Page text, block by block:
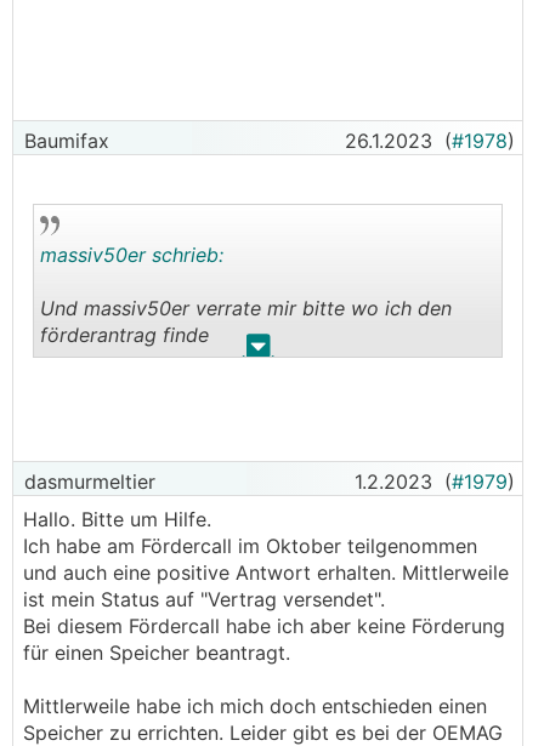
Baumifax 26.1.2023 (#1978)
. .
massiv50er schrieb:
Und massiv50er verrate mir bitte wo ich den
förderantrag finde
Ich fi ?
ich finde auf der HP nach Einloggen nur meine
Tickets von den Förderverträgen.
Wo finde ich den Status meines Antrags auf
Investitionszuschuss ?
Wo kann ich meine persönlichen Daten ändern ?
dasmurmeltier 1.2.2023 (#1979)
Hallo. Bitte um Hilfe.
Ich habe am Fördercall im Oktober teilgenommen
und auch eine positive Antwort erhalten. Mittlerweile
ist mein Status auf "Vertrag versendet".
Bei diesem Fördercall habe ich aber keine Förderung
für einen Speicher beantragt.
Mittlerweile habe ich mich doch entschieden einen
Speicher zu errichten. Leider gibt es bei der OEMAG